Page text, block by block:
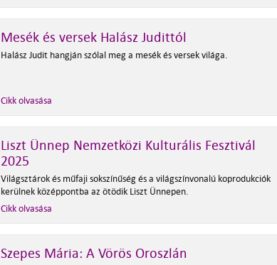
Mesék és versek Halász Judittól
Halász Judit hangján szólal meg a mesék és versek világa.
Cikk olvasása
Liszt Ünnep Nemzetközi Kulturális Fesztivál
2025
Világsztárok és műfaji sokszínűség és a világszínvonalú koprodukciók
kerülnek középpontba az ötödik Liszt Ünnepen.
Cikk olvasása
Szepes Mária: A Vörös Oroszlán